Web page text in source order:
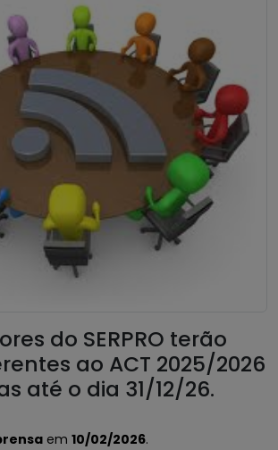
do SERPRO terão
ao ACT 2025/2026
até o dia 31/12/26.
em 10/02/2026.